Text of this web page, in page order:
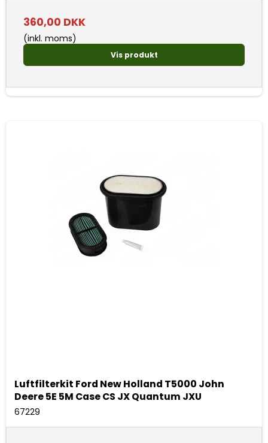
360,00 DKK
(inkl. moms)
Vis produkt
Luftfilterkit Ford New Holland T5000 John
Deere 5E 5M Case CS JX Quantum JXU
67229